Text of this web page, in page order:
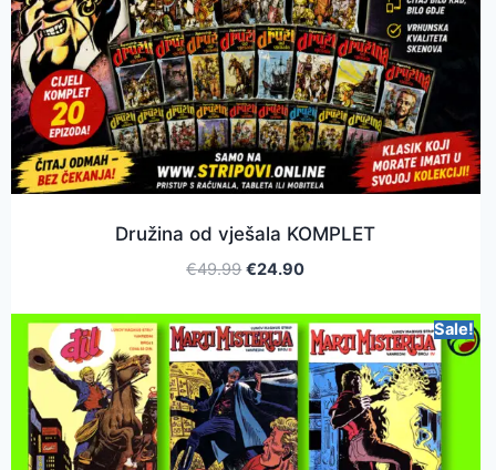
Družina od vješala KOMPLET
€49.99 €24.90
Sale!